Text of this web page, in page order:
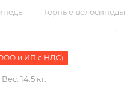
— Горные велосипеды
ООО и ИП с НДС)
Вес: 14.5 кг.